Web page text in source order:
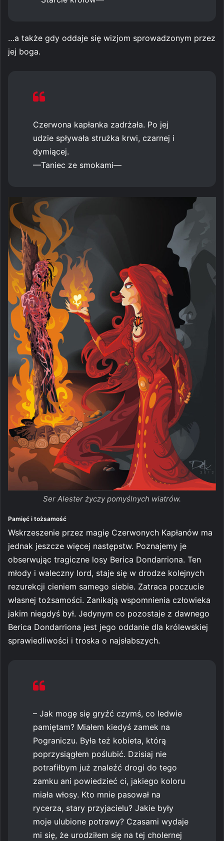
…a także gdy oddaje się wizjom sprowadzonym przez
jej boga.
Czerwona kapłanka zadrżała. Po jej
udzie spływała strużka krwi, czarnej i
dymiącej.
—Taniec ze smokami—
Ser Alester życzy pomyślnych wiatrów.
Pamięć i tożsamość
Wskrzeszenie przez magię Czerwonych Kapłanów ma
jednak jeszcze więcej następstw. Poznajemy je
obserwując tragiczne losy Berica Dondarriona. Ten
młody i waleczny lord, staje się w drodze kolejnych
rezurekcji cieniem samego siebie. Zatraca poczucie
własnej tożsamości. Zanikają wspomnienia człowieka
jakim niegdyś był. Jedynym co pozostaje z dawnego
Berica Dondarriona jest jego oddanie dla królewskiej
sprawiedliwości i troska o najsłabszych.
– Jak mogę się gryźć czymś, co ledwie
pamiętam? Miałem kiedyś zamek na
Pograniczu. Była też kobieta, którą
poprzysiągłem poślubić. Dzisiaj nie
potrafiłbym już znaleźć drogi do tego
zamku ani powiedzieć ci, jakiego koloru
miała włosy. Kto mnie pasował na
rycerza, stary przyjacielu? Jakie były
moje ulubione potrawy? Czasami wydaje
mi się, że urodziłem się na tej cholernej